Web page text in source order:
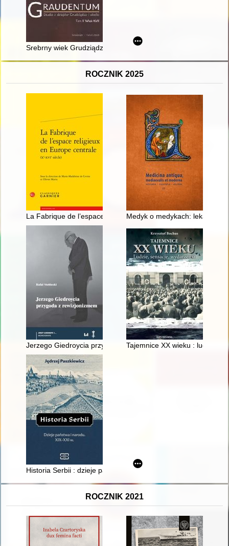
Srebrny wiek Grudziądza w świetle dawnej i współczesnej
ROCZNIK 2025
La Fabrique de l’espace religieux (Xe - XVIe siècle)
Medyk o medykach: lekarze w
Jerzego Giedroycia przygoda z rewizjonizmem
Tajemnice XX wieku : ludzie,
Historia Serbii : dzieje państwa i narodu : XIX-XXI w
ROCZNIK 2021